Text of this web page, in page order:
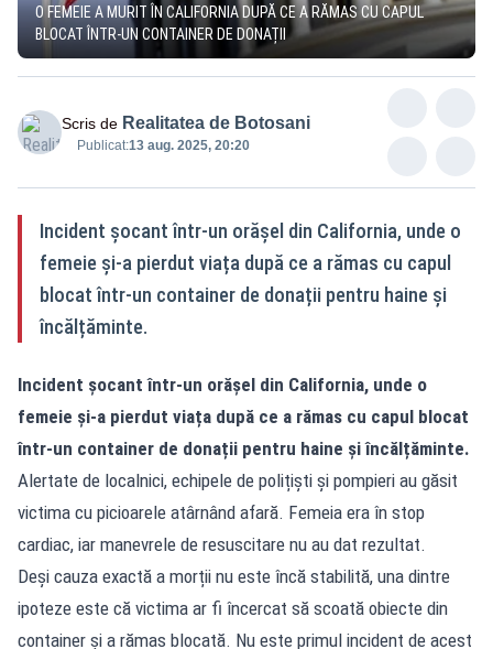
O FEMEIE A MURIT ÎN CALIFORNIA DUPĂ CE A RĂMAS CU CAPUL
BLOCAT ÎNTR-UN CONTAINER DE DONAȚII
Scris de Realitatea de Botosani
Publicat:13 aug. 2025, 20:20
Incident șocant într-un orășel din California, unde o
femeie și-a pierdut viața după ce a rămas cu capul
blocat într-un container de donații pentru haine și
încălțăminte.
Incident șocant într-un orășel din California, unde o
femeie și-a pierdut viața după ce a rămas cu capul blocat
într-un container de donații pentru haine și încălțăminte.
Alertate de localnici, echipele de polițiști și pompieri au găsit
victima cu picioarele atârnând afară. Femeia era în stop
cardiac, iar manevrele de resuscitare nu au dat rezultat.
Deși cauza exactă a morții nu este încă stabilită, una dintre
ipoteze este că victima ar fi încercat să scoată obiecte din
container și a rămas blocată. Nu este primul incident de acest